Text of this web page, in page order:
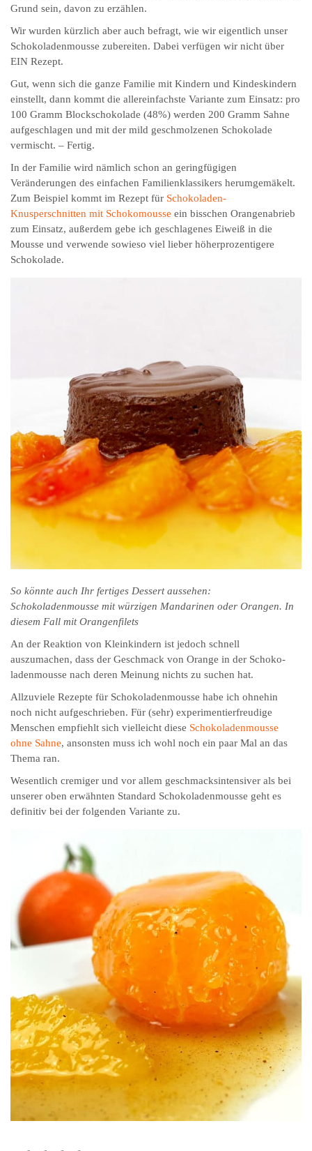
Grund sein, davon zu erzählen.
Wir wurden kürzlich aber auch befragt, wie wir eigentlich unser
Schokoladenmousse zubereiten. Dabei verfügen wir nicht über
EIN Rezept.
Gut, wenn sich die ganze Familie mit Kindern und Kindeskindern
einstellt, dann kommt die allereinfachste Variante zum Einsatz: pro
100 Gramm Blockschokolade (48%) werden 200 Gramm Sahne
aufgeschlagen und mit der mild geschmolzenen Schokolade
vermischt. – Fertig.
In der Familie wird nämlich schon an geringfügigen
Veränderungen des einfachen Familienklassikers herumgemäkelt.
Zum Beispiel kommt im Rezept für Schokoladen-
Knusperschnitten mit Schokomousse ein bisschen Orangenabrieb
zum Einsatz, außerdem gebe ich geschlagenes Eiweiß in die
Mousse und verwende sowieso viel lieber höherprozentigere
Schokolade.
So könnte auch Ihr fertiges Dessert aussehen:
Schokoladenmousse mit würzigen Mandarinen oder Orangen. In
diesem Fall mit Orangenfilets
An der Reaktion von Kleinkindern ist jedoch schnell
auszumachen, dass der Geschmack von Orange in der Schoko­
laden­mousse nach deren Meinung nichts zu suchen hat.
Allzuviele Rezepte für Schokoladenmousse habe ich ohnehin
noch nicht aufgeschrieben. Für (sehr) ex­peri­men­tier­freu­dige
Menschen empfiehlt sich vielleicht diese Schokoladenmousse
ohne Sahne, ansonsten muss ich wohl noch ein paar Mal an das
Thema ran.
Wesentlich cremiger und vor allem geschmacksintensiver als bei
unserer oben erwähnten Standard Schoko­laden­mousse geht es
definitiv bei der folgenden Variante zu.